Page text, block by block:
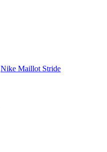
Nike Maillot Stride